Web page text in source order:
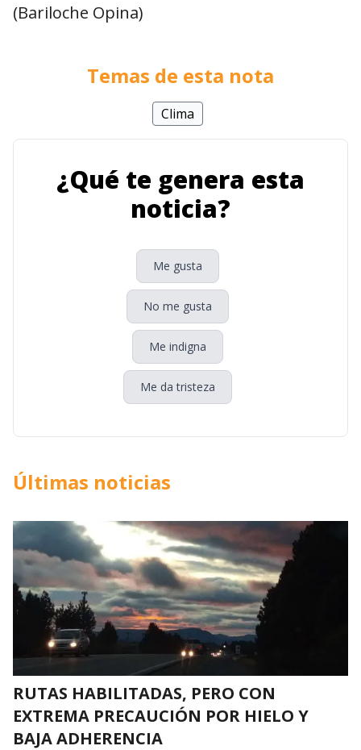
(Bariloche Opina)
Temas de esta nota
Clima
¿Qué te genera esta
noticia?
Me gusta
No me gusta
Me indigna
Me da tristeza
Últimas noticias
RUTAS HABILITADAS, PERO CON
EXTREMA PRECAUCIÓN POR HIELO Y
BAJA ADHERENCIA